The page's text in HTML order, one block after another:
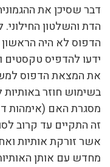
דבר שסיכן את
הדת והשלטון
הדפוס לא היה
ידעו להדפיס
את המצאת הדפוס
בשימוש חוזר
מסגרת האם (אימהות
אשר זורקת אותיות
מחדש עם אותן